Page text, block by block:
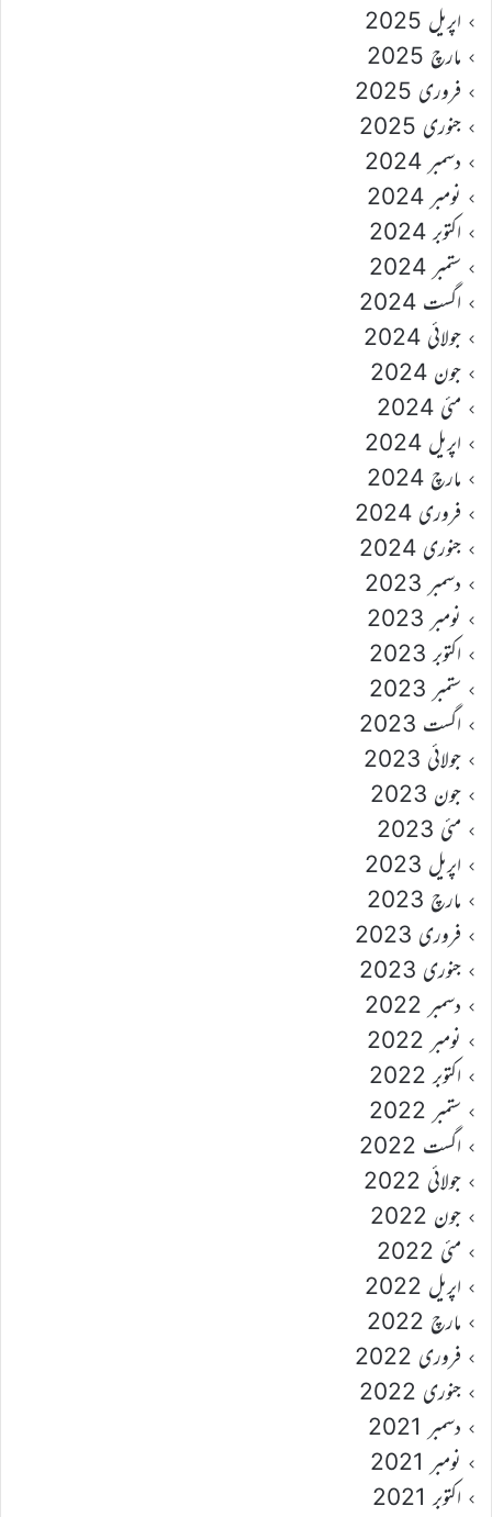
اپریل 2025
مارچ 2025
فروری 2025
جنوری 2025
دسمبر 2024
نومبر 2024
اکتوبر 2024
ستمبر 2024
اگست 2024
جولائی 2024
جون 2024
مئی 2024
اپریل 2024
مارچ 2024
فروری 2024
جنوری 2024
دسمبر 2023
نومبر 2023
اکتوبر 2023
ستمبر 2023
اگست 2023
جولائی 2023
جون 2023
مئی 2023
اپریل 2023
مارچ 2023
فروری 2023
جنوری 2023
دسمبر 2022
نومبر 2022
اکتوبر 2022
ستمبر 2022
اگست 2022
جولائی 2022
جون 2022
مئی 2022
اپریل 2022
مارچ 2022
فروری 2022
جنوری 2022
دسمبر 2021
نومبر 2021
اکتوبر 2021